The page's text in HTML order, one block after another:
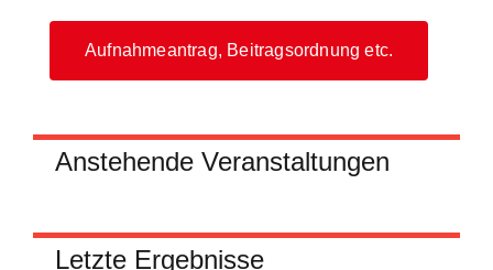
Aufnahmeantrag, Beitragsordnung etc.
Anstehende Veranstaltungen
Letzte Ergebnisse